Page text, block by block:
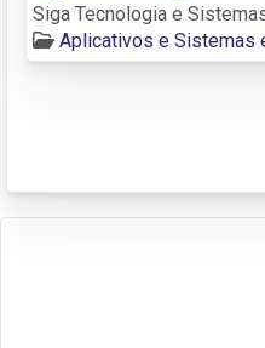
Siga Tecnologia e
Aplicativos e Sistemas